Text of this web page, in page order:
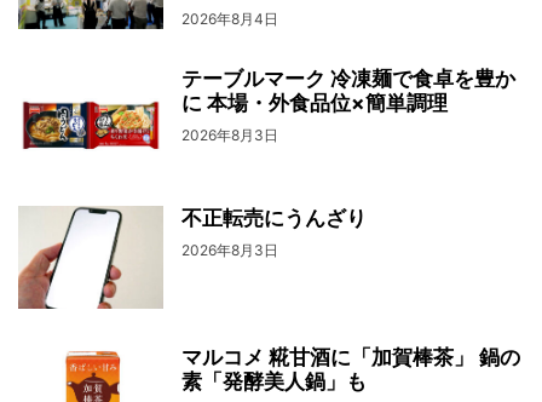
2026年8月4日
テーブルマーク 冷凍麺で食卓を豊か
に 本場・外食品位×簡単調理
2026年8月3日
不正転売にうんざり
2026年8月3日
マルコメ 糀甘酒に「加賀棒茶」 鍋の
素「発酵美人鍋」も